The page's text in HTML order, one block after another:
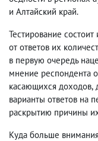
и Алтайский край.
Тестирование
от ответов их
в первую очередь
мнение респондента
касающихся доходов,
варианты ответов на
раскрытию причины
Куда больше